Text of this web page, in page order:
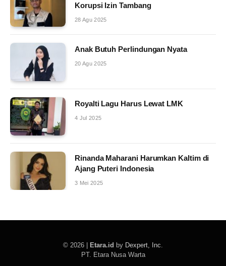
Korupsi Izin Tambang
28 Agu 2025
Anak Butuh Perlindungan Nyata
20 Agu 2025
Royalti Lagu Harus Lewat LMK
4 Jul 2025
Rinanda Maharani Harumkan Kaltim di
Ajang Puteri Indonesia
3 Mei 2025
© 2026 | Etara.id by Dexpert, Inc
PT. Etara Nusa Warta